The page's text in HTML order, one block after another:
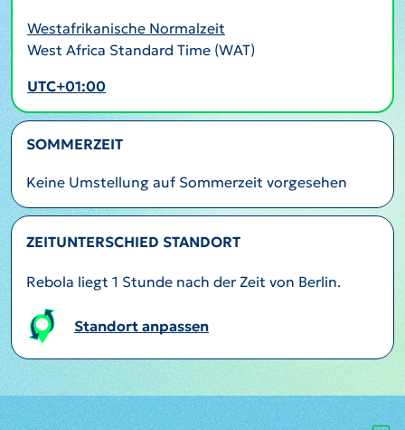
Westafrikanische Normalzeit
West Africa Standard Time (WAT)
UTC+01:00
SOMMERZEIT
Keine Umstellung auf Sommerzeit vorgesehen
ZEITUNTERSCHIED STANDORT
Rebola liegt 1 Stunde nach der Zeit von Berlin.
Standort anpassen